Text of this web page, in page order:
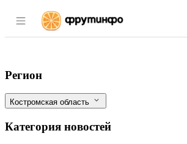
Раздел навигации по
Из Костромской области в
Фильтры
Регион
Костромская область
Категория новостей